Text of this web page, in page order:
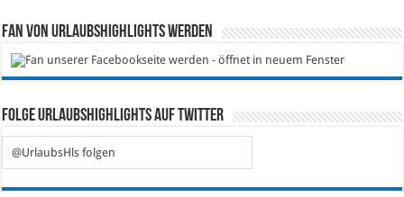
Fan von Urlaubshighlights werden
Folge Urlaubshighlights auf Twitter
@UrlaubsHls folgen